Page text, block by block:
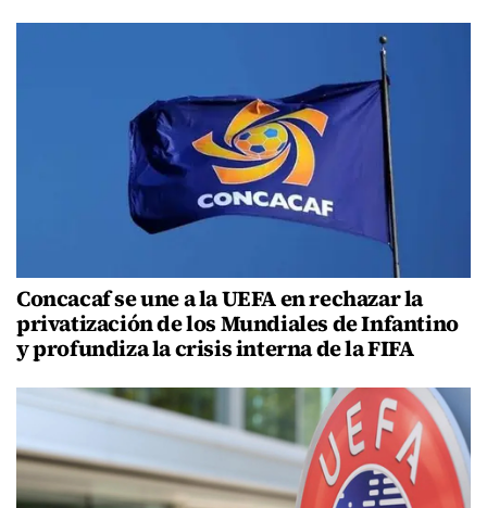
Concacaf se une a la UEFA en rechazar la
privatización de los Mundiales de Infantino
y profundiza la crisis interna de la FIFA